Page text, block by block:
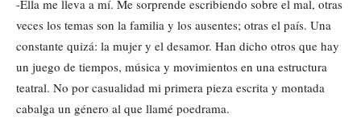
-Ella me lleva a mí. Me sorprende escribiendo sobre el mal, otras
veces los temas son la familia y los ausentes; otras el país. Una
constante quizá: la mujer y el desamor. Han dicho otros que hay
un juego de tiempos, música y movimientos en una estructura
teatral. No por casualidad mi primera pieza escrita y montada
cabalga un género al que llamé poedrama.